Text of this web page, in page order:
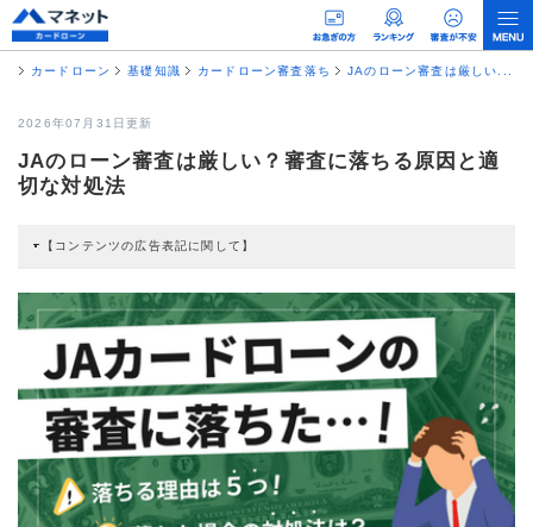
カードローン 基礎知識 カードローン審査落ち JAのローン審査は厳しい...
2026年07月31日更新
JAのローン審査は厳しい？審査に落ちる原因と適
切な対処法
【コンテンツの広告表記に関して】
すると弊社に対して企業から紹介報酬が支払われるという収益モデルです。 た
だし、特定の商品を根拠なくPRするものではなく、当編集部の調査／ユーザー
への口コミ収集などに基づき、公平性を担保した情報提供を行っています。
>提携企業一覧